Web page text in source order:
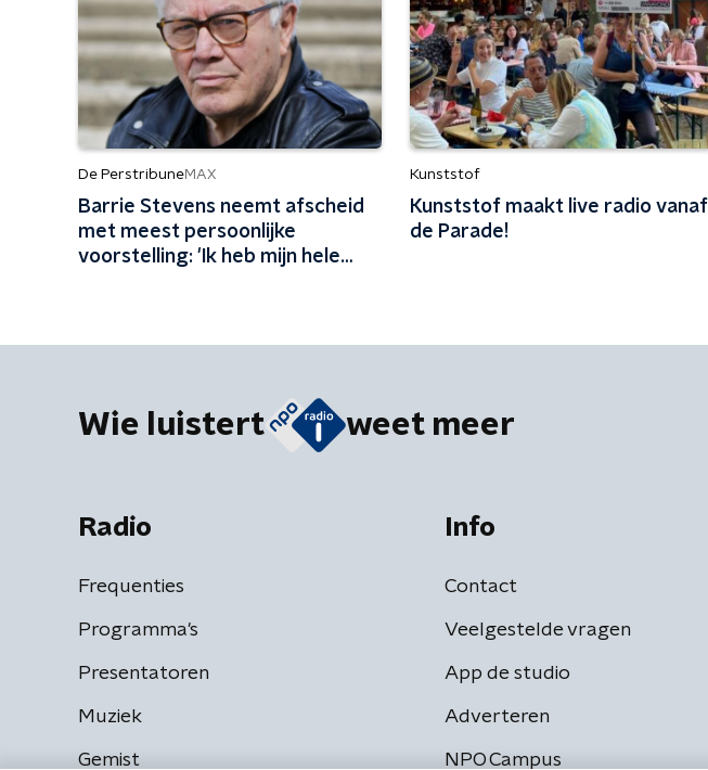
De PerstribuneMAX
Barrie Stevens neemt afscheid
met meest persoonlijke
voorstelling: 'Ik heb mijn hele
Kunststof
Kunststof maakt live radio vanaf
de Parade!
Wie luistert weet meer
Radio
Frequenties
Programma's
Presentatoren
Muziek
Gemist
Info
Contact
Veelgestelde vragen
App de studio
Adverteren
NPO Campus